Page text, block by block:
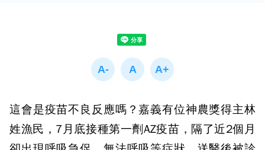
這會是疫苗不良反應嗎？嘉義有位神農獎得主林
姓漁民，7月底接種第一劑AZ疫苗，隔了近2個月